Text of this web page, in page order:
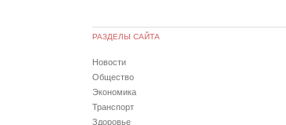
РАЗДЕЛЫ САЙТА
Новости
Общество
Экономика
Транспорт
Здоровье